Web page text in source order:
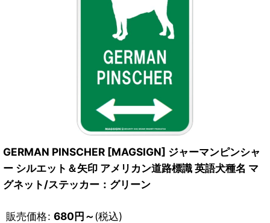
GERMAN PINSCHER [MAGSIGN] ジャーマンピンシャ
ー シルエット＆矢印 アメリカン道路標識 英語犬種名 マ
グネット/ステッカー：グリーン
販売価格: 680円～(税込)